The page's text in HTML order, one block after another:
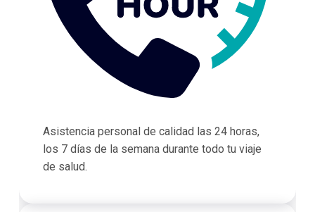
Asistencia personal de calidad las 24 horas,
los 7 días de la semana durante todo tu viaje
de salud.